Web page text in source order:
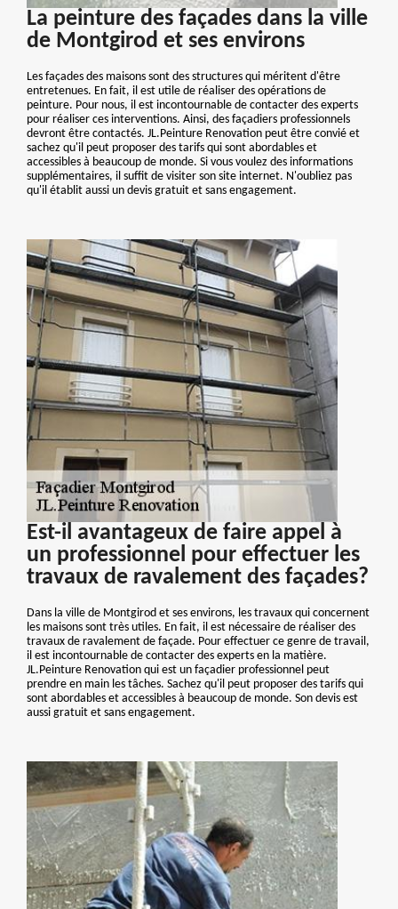
La peinture des façades dans la ville
de Montgirod et ses environs
Les façades des maisons sont des structures qui méritent d'être
entretenues. En fait, il est utile de réaliser des opérations de
peinture. Pour nous, il est incontournable de contacter des experts
pour réaliser ces interventions. Ainsi, des façadiers professionnels
devront être contactés. JL.Peinture Renovation peut être convié et
sachez qu'il peut proposer des tarifs qui sont abordables et
accessibles à beaucoup de monde. Si vous voulez des informations
supplémentaires, il suffit de visiter son site internet. N'oubliez pas
qu'il établit aussi un devis gratuit et sans engagement.
Est-il avantageux de faire appel à
un professionnel pour effectuer les
travaux de ravalement des façades?
Dans la ville de Montgirod et ses environs, les travaux qui concernent
les maisons sont très utiles. En fait, il est nécessaire de réaliser des
travaux de ravalement de façade. Pour effectuer ce genre de travail,
il est incontournable de contacter des experts en la matière.
JL.Peinture Renovation qui est un façadier professionnel peut
prendre en main les tâches. Sachez qu'il peut proposer des tarifs qui
sont abordables et accessibles à beaucoup de monde. Son devis est
aussi gratuit et sans engagement.